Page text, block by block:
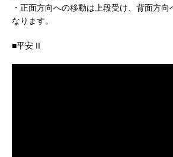
・正面方向への移動は上段受け、背面方向
なります。
■平安 II